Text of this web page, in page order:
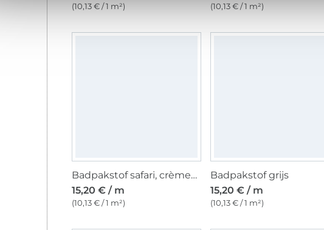
(10,13 € / 1 m²) (10,13 € / 1 m²)
Badpakstof safari, crèmekleurig
15,20 € / m
(10,13 € / 1 m²)
Badpakstof grijs
15,20 € / m
(10,13 € / 1 m²)